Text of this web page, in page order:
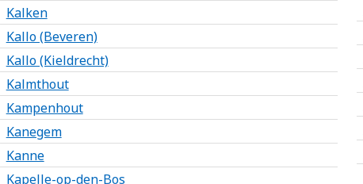
Kalken
Kallo (Beveren)
Kallo (Kieldrecht)
Kalmthout
Kampenhout
Kanegem
Kanne
Kapelle-op-den-Bos